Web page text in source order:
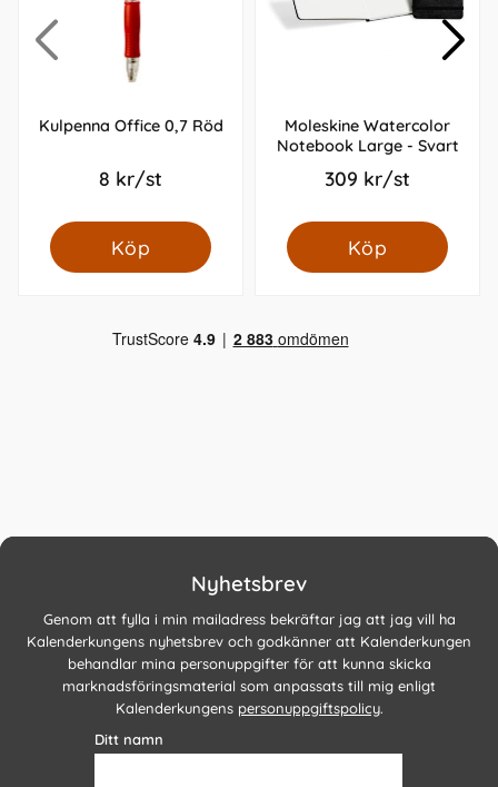
Kulpenna Office 0,7 Röd
8 kr/st
Köp
Moleskine Watercolor
Notebook Large - Svart
309 kr/st
Köp
Nyhetsbrev
Genom att fylla i min mailadress bekräftar jag att jag vill ha
Kalenderkungens nyhetsbrev och godkänner att Kalenderkungen
behandlar mina personuppgifter för att kunna skicka
marknadsföringsmaterial som anpassats till mig enligt
Kalenderkungens personuppgiftspolicy.
Ditt namn